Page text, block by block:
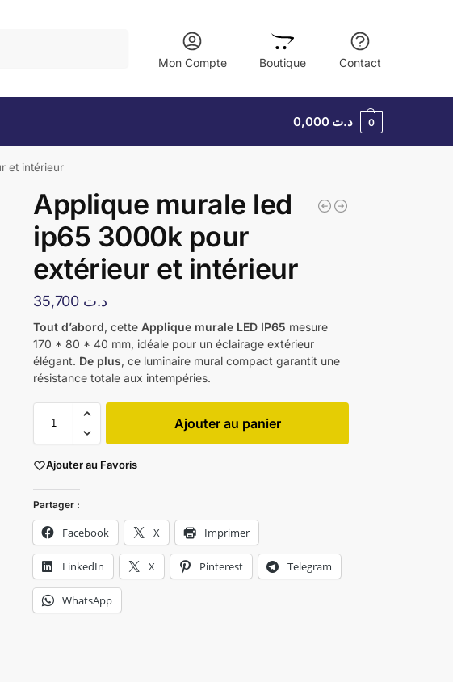
Mon Compte Boutique Contact
د.ت 0,000 0
et intérieur
Applique murale led
ip65 3000k pour
extérieur et intérieur
د.ت
Tout d’abord, cetteApplique murale LED IP65 mesure
170 * 80 * 40 mm, idéale pour un éclairage extérieur
élégant. De plus, ce luminaire mural compact garantit une
résistance totale aux intempéries.
Ajouter au panier
Ajouter au Favoris
Partager :
Facebook X Imprimer
LinkedIn X Pinterest Telegram
WhatsApp